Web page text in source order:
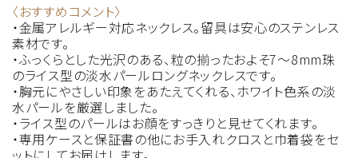
〈おすすめコメント〉
・金属アレルギー対応ネックレス。留具は安心のステンレス
素材です。
・ふっくらとした光沢のある、粒の揃ったおよそ7～8mm珠
のライス型の淡水パールロングネックレスです。
・胸元にやさしい印象をあたえてくれる、ホワイト色系の淡
水パールを厳選しました。
・ライス型のパールはお顔をすっきりと見せてくれます。
・専用ケースと保証書の他にお手入れクロスと巾着袋をセ